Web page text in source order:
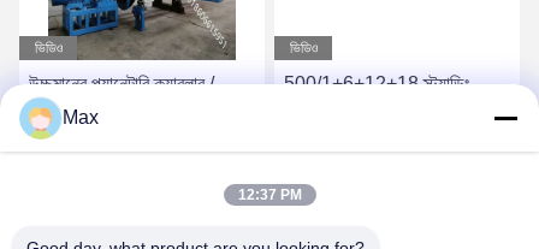
ভিডিও
উচ্চমানের প্ল্যানেটারি ক্যাবলার /
লেয়ারিং মেশিন প্রস্তুতকারক
1400/1+6 পাওয়ার ক্যাবলের জন্য
ভিডিও
500/1+6+12+18 স্ট্র্যান্ডিং
মেশিন প্ল্যানেটারি টাইপ টুইস্টিং স্টিলের
Max
12:37 PM